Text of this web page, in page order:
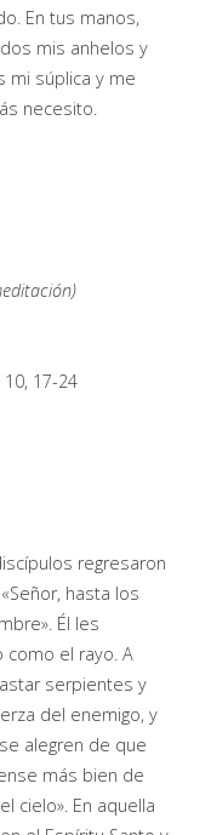
En tus manos,
mis anhelos y
mi súplica y me
necesito.
17-24
regresaron
hasta los
Él les
como el rayo. A
serpientes y
del enemigo, y
alegren de que
más bien de
cielo». En aquella